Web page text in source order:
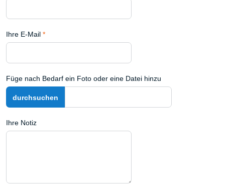
Ihre E-Mail *
Füge nach Bedarf ein Foto oder eine Datei hinzu
Ihre Notiz